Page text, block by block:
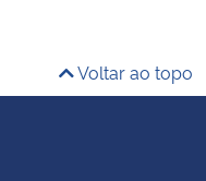
Voltar ao topo